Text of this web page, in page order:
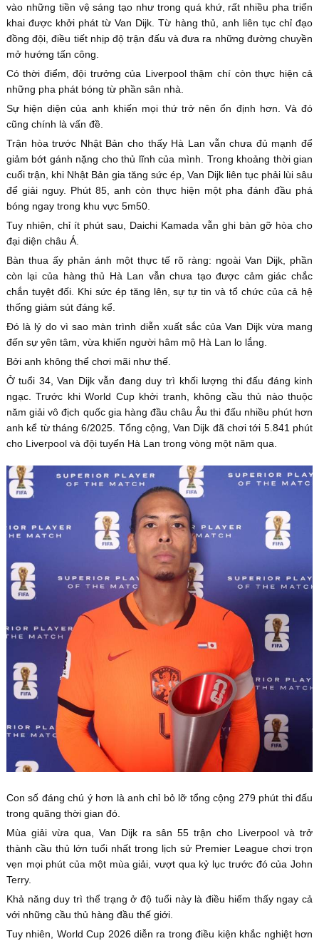
vào những tiền vệ sáng tạo như trong quá khứ, rất nhiều pha triển
khai được khởi phát từ Van Dijk. Từ hàng thủ, anh liên tục chỉ đạo
đồng đội, điều tiết nhịp độ trận đấu và đưa ra những đường chuyền
mở hướng tấn công.
Có thời điểm, đội trưởng của Liverpool thậm chí còn thực hiện cả
những pha phát bóng từ phần sân nhà.
Sự hiện diện của anh khiến mọi thứ trở nên ổn định hơn. Và đó
cũng chính là vấn đề.
Trận hòa trước Nhật Bản cho thấy Hà Lan vẫn chưa đủ mạnh để
giảm bớt gánh nặng cho thủ lĩnh của mình. Trong khoảng thời gian
cuối trận, khi Nhật Bản gia tăng sức ép, Van Dijk liên tục phải lùi sâu
để giải nguy. Phút 85, anh còn thực hiện một pha đánh đầu phá
bóng ngay trong khu vực 5m50.
Tuy nhiên, chỉ ít phút sau, Daichi Kamada vẫn ghi bàn gỡ hòa cho
đại diện châu Á.
Bàn thua ấy phản ánh một thực tế rõ ràng: ngoài Van Dijk, phần
còn lại của hàng thủ Hà Lan vẫn chưa tạo được cảm giác chắc
chắn tuyệt đối. Khi sức ép tăng lên, sự tự tin và tổ chức của cả hệ
thống giảm sút đáng kể.
Đó là lý do vì sao màn trình diễn xuất sắc của Van Dijk vừa mang
đến sự yên tâm, vừa khiến người hâm mộ Hà Lan lo lắng.
Bởi anh không thể chơi mãi như thế.
Ở tuổi 34, Van Dijk vẫn đang duy trì khối lượng thi đấu đáng kinh
ngạc. Trước khi World Cup khởi tranh, không cầu thủ nào thuộc
năm giải vô địch quốc gia hàng đầu châu Âu thi đấu nhiều phút hơn
anh kể từ tháng 6/2025. Tổng cộng, Van Dijk đã chơi tới 5.841 phút
cho Liverpool và đội tuyển Hà Lan trong vòng một năm qua.
Con số đáng chú ý hơn là anh chỉ bỏ lỡ tổng cộng 279 phút thi đấu
trong quãng thời gian đó.
Mùa giải vừa qua, Van Dijk ra sân 55 trận cho Liverpool và trở
thành cầu thủ lớn tuổi nhất trong lịch sử Premier League chơi trọn
vẹn mọi phút của một mùa giải, vượt qua kỷ lục trước đó của John
Terry.
Khả năng duy trì thể trạng ở độ tuổi này là điều hiếm thấy ngay cả
với những cầu thủ hàng đầu thế giới.
Tuy nhiên, World Cup 2026 diễn ra trong điều kiện khắc nghiệt hơn